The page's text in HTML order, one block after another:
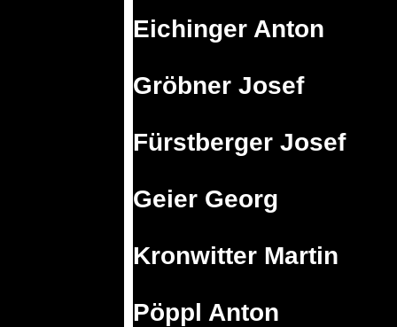
Eichinger Anton
Gröbner Josef
Fürstberger Josef
Geier Georg
Kronwitter Martin
Pöppl Anton